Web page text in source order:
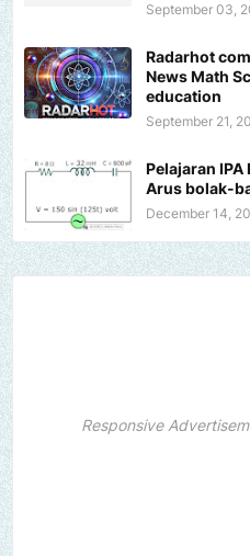
September 03,
Radarhot
News Math
education
September 21,
Pelajaran IPA
Arus bolak-
December 14,
Responsive